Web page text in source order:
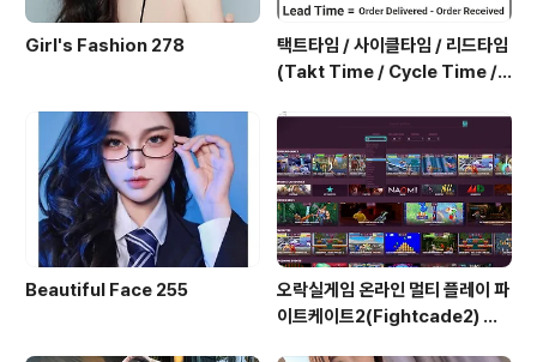
Girl's Fashion 278
택트타임 / 사이클타임 / 리드타임
(Takt Time / Cycle Time / L
Beautiful Face 255
오락실게임 온라인 멀티 플레이 파
이트케이트2(Fightcade2) 설